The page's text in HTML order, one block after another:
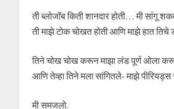
ती ब्लोजॉब किती शानदार होती… मी सांगू
ती माझे टोक चोखत होती आणि माझे हात
तिने चोख चोख करून माझा लंड पूर्ण ओला
आणि तेव्हा तिने मला सांगितले- माझे
मी समजलो.